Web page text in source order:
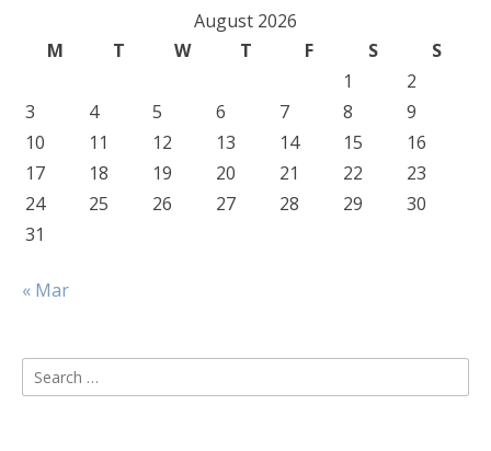
August 2026
M
T W T F S
S
1
2
3
4 5 6 7 8
9
10
11 12 13 14 15
16
17
18 19 20 21 22
23
24
25 26 27 28 29
30
31
« Mar
Search
for: